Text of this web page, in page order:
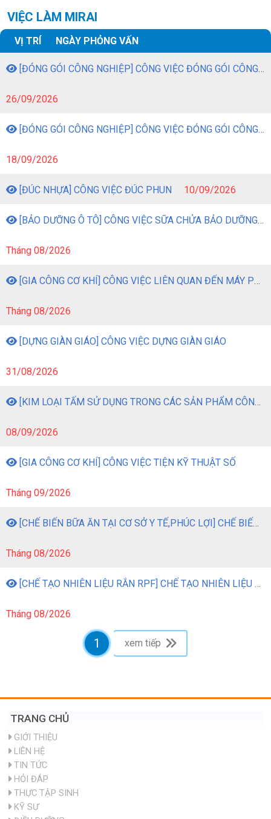
VIỆC LÀM MIRAI
VỊ TRÍ NGÀY PHỎNG VẤN
[ĐÓNG GÓI CÔNG NGHIỆP] CÔNG VIỆC ĐÓNG GÓI CÔNG NGHIỆP
26/09/2026
[ĐÓNG GÓI CÔNG NGHIỆP] CÔNG VIỆC ĐÓNG GÓI CÔNG NGHIỆP
18/09/2026
[ĐÚC NHỰA] CÔNG VIỆC ĐÚC PHUN 10/09/2026
[BẢO DƯỠNG Ô TÔ] CÔNG VIỆC SỮA CHỬA BẢO DƯỠNG Ô TÔ
Tháng 08/2026
[GIA CÔNG CƠ KHÍ] CÔNG VIỆC LIÊN QUAN ĐẾN MÁY PHAY
Tháng 08/2026
[DỰNG GIÀN GIÁO] CÔNG VIỆC DỰNG GIÀN GIÁO
31/08/2026
[KIM LOẠI TẤM SỬ DỤNG TRONG CÁC SẢN PHẨM CÔNG NGHIỆP] CÔNG VIỆC GIA CÔNG KIM LOẠI TẤM BẰNG MÁY MÓC
08/09/2026
[GIA CÔNG CƠ KHÍ] CÔNG VIỆC TIỆN KỸ THUẬT SỐ
Tháng 09/2026
[CHẾ BIẾN BỮA ĂN TẠI CƠ SỞ Y TẾ,PHÚC LỢI] CHẾ BIẾN BỮA ĂN TẠI CƠ SỞ Y TẾ, PHÚC LỢI
Tháng 08/2026
[CHẾ TẠO NHIÊN LIỆU RẮN RPF] CHẾ TẠO NHIÊN LIỆU RẮN RPF TỪ CHẤT THẢI NHỰA
Tháng 08/2026
1 xem tiếp
TRANG CHỦ
GIỚI THIỆU
LIÊN HỆ
TIN TỨC
HỎI ĐÁP
THỰC TẬP SINH
KỸ SƯ